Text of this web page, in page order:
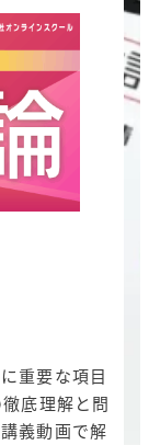
重要な項目
底理解と問
義動画で解